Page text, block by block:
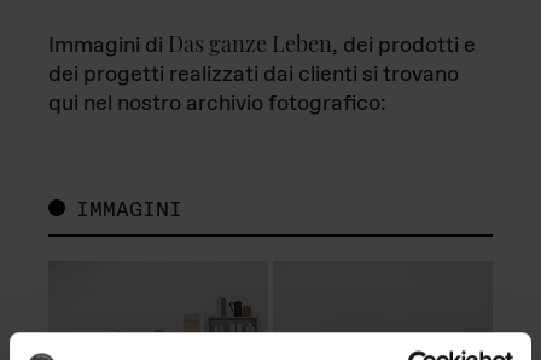
Immagini di Das ganze Leben, dei prodotti e
dei progetti realizzati dai clienti si trovano
qui nel nostro archivio fotografico:
IMMAGINI